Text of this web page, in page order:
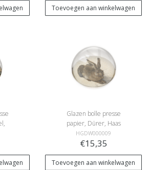
Toevoegen aan winkelwagen
Glazen bolle presse
papier, Dürer, Haas
HGDW000009
€15,35
Toevoegen aan winkelwagen